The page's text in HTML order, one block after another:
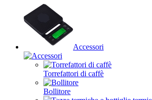
Accessori
Torrefattori di caffè
Bollitore